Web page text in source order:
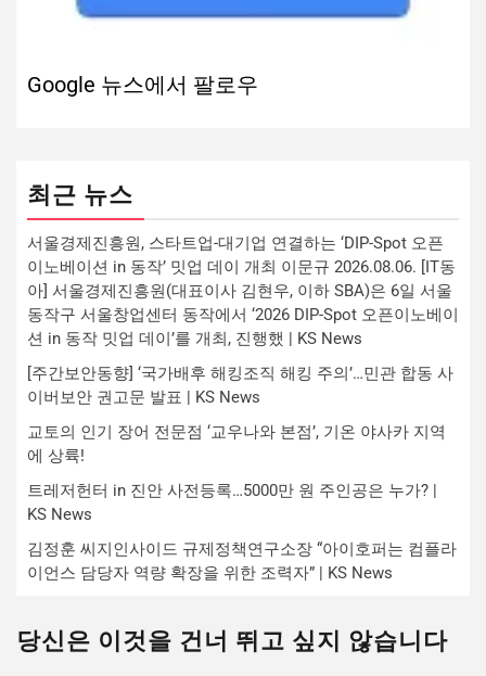
Google 뉴스에서 팔로우
최근 뉴스
서울경제진흥원, 스타트업-대기업 연결하는 ‘DIP-Spot 오픈
이노베이션 in 동작’ 밋업 데이 개최 이문규 2026.08.06. [IT동
아] 서울경제진흥원(대표이사 김현우, 이하 SBA)은 6일 서울
동작구 서울창업센터 동작에서 ‘2026 DIP-Spot 오픈이노베이
션 in 동작 밋업 데이’를 개최, 진행했 | KS News
[주간보안동향] ‘국가배후 해킹조직 해킹 주의’…민관 합동 사
이버보안 권고문 발표 | KS News
교토의 인기 장어 전문점 ‘교우나와 본점’, 기온 야사카 지역
에 상륙!
트레저헌터 in 진안 사전등록…5000만 원 주인공은 누가? |
KS News
김정훈 씨지인사이드 규제정책연구소장 “아이호퍼는 컴플라
이언스 담당자 역량 확장을 위한 조력자” | KS News
당신은 이것을 건너 뛰고 싶지 않습니다